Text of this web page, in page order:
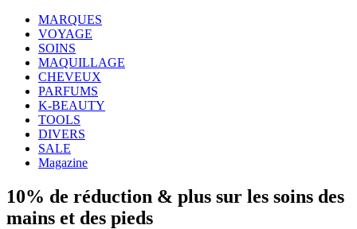
MARQUES
VOYAGE
SOINS
MAQUILLAGE
CHEVEUX
PARFUMS
K-BEAUTY
TOOLS
DIVERS
SALE
Magazine
10% de réduction & plus sur les soins des
mains et des pieds